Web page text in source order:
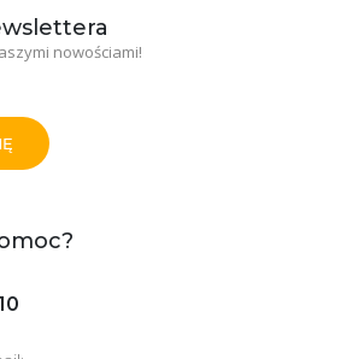
nowościami!